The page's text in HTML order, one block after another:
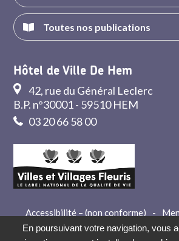
Toutes nos publications
Hôtel de Ville De Hem
42, rue du Général Leclerc
B.P. n°30001 - 59510 HEM
03 20 66 58 00
Accessibilité – (non conforme) -
Crédits - Contact
En poursuivant votre navigation, vous